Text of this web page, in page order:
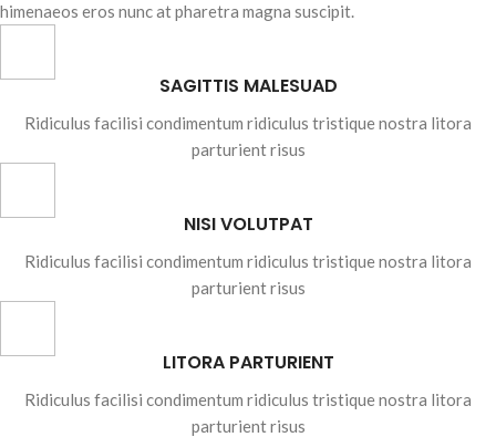
himenaeos eros nunc at pharetra magna suscipit.
SAGITTIS MALESUAD
Ridiculus facilisi condimentum ridiculus tristique nostra litora
parturient risus
NISI VOLUTPAT
Ridiculus facilisi condimentum ridiculus tristique nostra litora
parturient risus
LITORA PARTURIENT
Ridiculus facilisi condimentum ridiculus tristique nostra litora
parturient risus